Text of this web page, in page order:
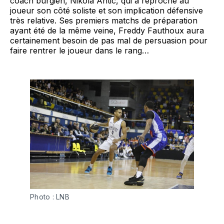
joueur son côté soliste et son implication défensive
très relative. Ses premiers matchs de préparation
ayant été de la même veine, Freddy Fauthoux aura
certainement besoin de pas mal de persuasion pour
faire rentrer le joueur dans le rang…
Photo : LNB